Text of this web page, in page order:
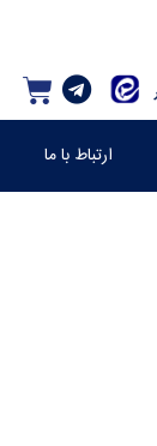
ارتباط با ما